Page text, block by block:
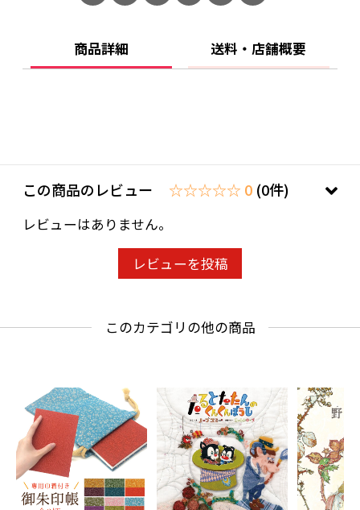
is a must-have for everyone involved in tofu
production.
商品詳細 送料・店舗概要
この商品のレビュー ☆☆☆☆☆ 0 (0件)
レビューはありません。
レビューを投稿
このカテゴリの他の商品